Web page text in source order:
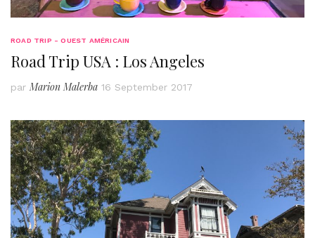
ROAD TRIP - OUEST AMÉRICAIN
Road Trip USA : Los Angeles
par Marion Malerba 16 September 2017